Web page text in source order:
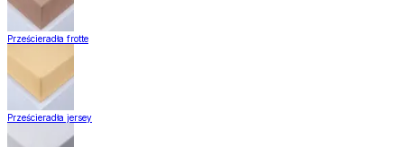
Prześcieradła frotte
Prześcieradła jersey